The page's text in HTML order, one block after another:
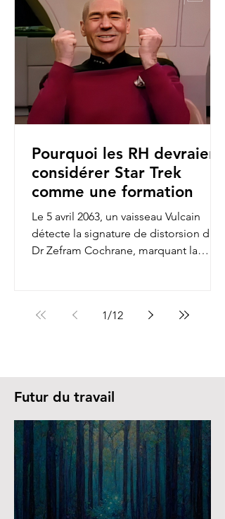
Pourquoi les RH devraient
considérer Star Trek
comme une formation
Le 5 avril 2063, un vaisseau Vulcain
détecte la signature de distorsion du
Dr Zefram Cochrane, marquant la
1/12
Futur du travail